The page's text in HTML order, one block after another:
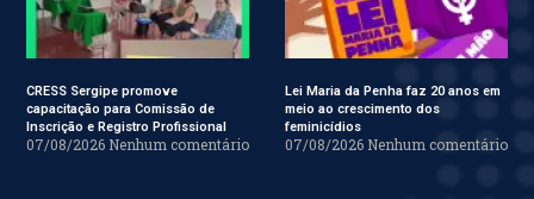
CRESS Sergipe promove
capacitação para Comissão de
Inscrição e Registro Profissional
07/08/2026 Nenhum comentário
Lei Maria da Penha faz 20 anos em
meio ao crescimento dos
feminicídios
07/08/2026 Nenhum comentário